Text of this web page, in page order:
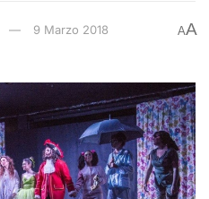
9 Marzo 2018 AA